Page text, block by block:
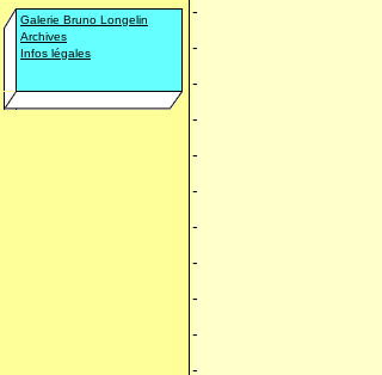
Galerie Bruno Longelin
Archives
Infos légales
-
-
-
-
-
-
-
-
-
-
-